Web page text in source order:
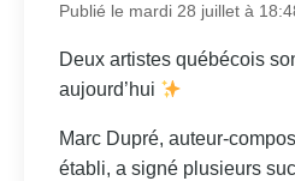
Publié le mardi 28 juillet à
Deux artistes québécois
aujourd’hui
Marc Dupré, auteur-
établi, a signé plusieurs